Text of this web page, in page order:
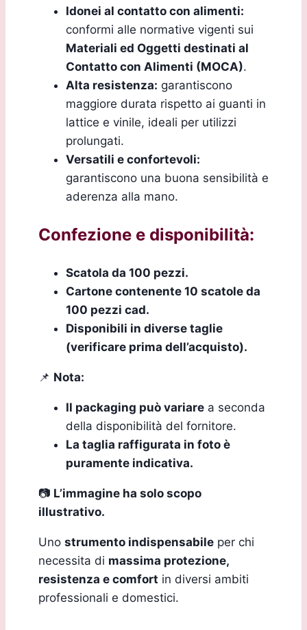
Idonei al contatto con alimenti:
conformi alle normative vigenti sui
Materiali ed Oggetti destinati al
Contatto con Alimenti (MOCA).
Alta resistenza: garantiscono
maggiore durata rispetto ai guanti in
lattice e vinile, ideali per utilizzi
prolungati.
Versatili e confortevoli:
garantiscono una buona sensibilità e
aderenza alla mano.
Confezione e disponibilità:
Scatola da 100 pezzi.
Cartone contenente 10 scatole da
100 pezzi cad.
Disponibili in diverse taglie
(verificare prima dell’acquisto).
📌 Nota:
Il packaging può variare a seconda
della disponibilità del fornitore.
La taglia raffigurata in foto è
puramente indicativa.
📷 L’immagine ha solo scopo
illustrativo.
Uno strumento indispensabile per chi
necessita di massima protezione,
resistenza e comfort in diversi ambiti
professionali e domestici.